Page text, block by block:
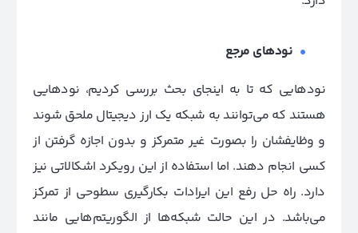
نود‌های مرجع
نودهایی که تا به اینجای بحث بررسی کردیم، نودهایی
هستند که می‌توانند به شبکه یک ارز دیجیتال ملحق شوند
و وظایفشان را بصورت غیر متمرکز و بدون اجازه گرفتن از
کسی انجام دهند. اما استفاده از این رویکرد اشکالاتی نیز
دارد. راه حل رفع این ایرادات بکارگیری سطوحی از تمرکز
می‌باشد. در این حالت شبکه‌ها از الگوریتم‌هایی مانند